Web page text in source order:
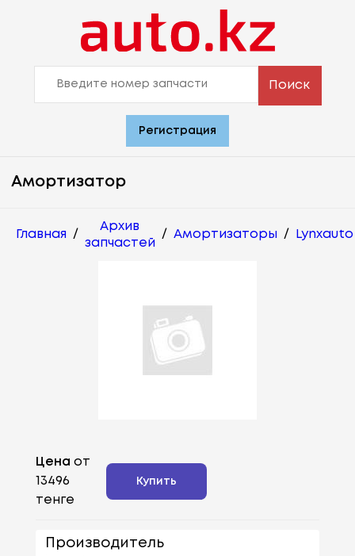
Поиск
Регистрация
Амортизатор
Главная /
Архив
запчастей
/ Амортизаторы / Lynxauto
Цена от
13496
тенге
Купить
Производитель